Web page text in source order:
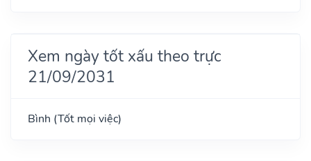
Xem ngày tốt xấu theo trực
21/09/2031
Bình (Tốt mọi việc)